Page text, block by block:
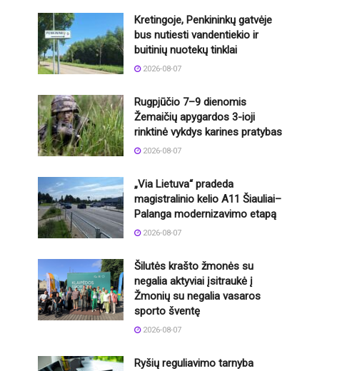
Kretingoje, Penkininkų gatvėje
bus nutiesti vandentiekio ir
buitinių nuotekų tinklai
2026-08-07
Rugpjūčio 7–9 dienomis
Žemaičių apygardos 3-ioji
rinktinė vykdys karines pratybas
2026-08-07
„Via Lietuva“ pradeda
magistralinio kelio A11 Šiauliai–
Palanga modernizavimo etapą
2026-08-07
Šilutės krašto žmonės su
negalia aktyviai įsitraukė į
Žmonių su negalia vasaros
sporto šventę
2026-08-07
Ryšių reguliavimo tarnyba